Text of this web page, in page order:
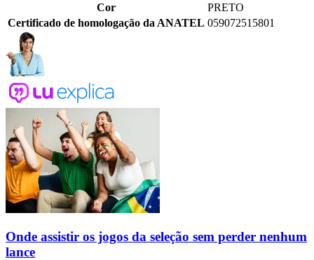
Cor
PRETO
Certificado de homologação da ANATEL 059072515801
Onde assistir os jogos da seleção sem perder nenhum
lance